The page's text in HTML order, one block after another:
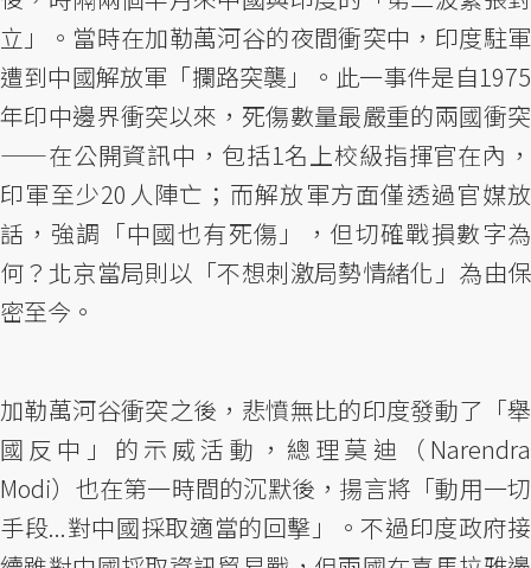
立」。當時在加勒萬河谷的夜間衝突中，印度駐軍
遭到中國解放軍「攔路突襲」。此一事件是自1975
年印中邊界衝突以來，死傷數量最嚴重的兩國衝突
——在公開資訊中，包括1名上校級指揮官在內，
印軍至少20人陣亡；而解放軍方面僅透過官媒放
話，強調「中國也有死傷」，但切確戰損數字為
何？北京當局則以「不想刺激局勢情緒化」為由保
密至今。
加勒萬河谷衝突之後，悲憤無比的印度發動了「舉
國反中」的示威活動，總理莫迪（Narendra
Modi）也在第一時間的沉默後，揚言將「動用一切
手段...對中國採取適當的回擊」。不過印度政府接